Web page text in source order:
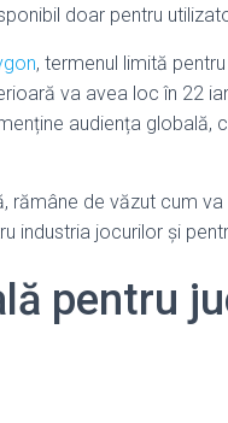
doar pentru
, termenul limită
va avea loc în 22
audiența
rămâne de văzut cum
industria jocurilor și
pentru